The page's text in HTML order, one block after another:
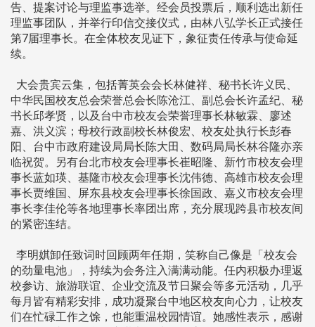
告、提案讨论与理监事选举。经会员投票后，顺利选出新任
理监事团队，并举行印信交接仪式，由林八弘学长正式接任
第7届理事长。在全体校友见证下，象征责任传承与使命延
续。
大会贵宾云集，包括菁英会会长林健祥、秘书长许义民、
中华民国校友总会荣誉总会长陈沧江、副总会长许孟纪、秘
书长邱孝贤，以及台中市校友会荣誉理事长林敏霖、廖述
嘉、洪义滨；母校行政副校长林俊宏、校友处执行长彭春
阳、台中市政府建设局局长陈大田、数码局局长林谷隆亦亲
临祝贺。另有台北市校友会理事长崔昭隆、新竹市校友会理
事长蓝如瑛、基隆市校友会理事长沈伟德、高雄市校友会理
事长贾维国、屏东县校友会理事长徐国政、嘉义市校友会理
事长李佳伦等各地理事长率团出席，充分展现跨县市校友间
的紧密连结。
李明娸卸任致词时回顾两年任期，笑称自己像是「校友会
的劲量电池」，持续为会务注入满满动能。任内积极办理返
校参访、旅游联谊、企业交流及节日聚会等多元活动，几乎
每月皆有精彩安排，成功凝聚台中地区校友向心力，让校友
们在忙碌工作之馀，也能重温校园情谊。她感性表示，感谢